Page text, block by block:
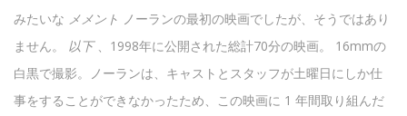
みたいな メメント ノーランの最初の映画でしたが、そうではあり
ません。 以下、1998年に公開された総計70分の映画。 16mmの
白黒で撮影。ノーランは、キャストとスタッフが土曜日にしか仕
事をすることができなかったため、この映画に 1 年間取り組んだ